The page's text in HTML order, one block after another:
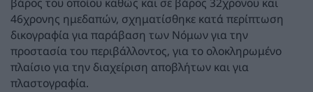
βάρος του οποίου καθώς και σε βάρος 32χρονου και
46χρονης ημεδαπών, σχηματίσθηκε κατά περίπτωση
δικογραφία για παράβαση των Νόμων για την
προστασία του περιβάλλοντος, για το ολοκληρωμένο
πλαίσιο για την διαχείριση αποβλήτων και για
πλαστογραφία.